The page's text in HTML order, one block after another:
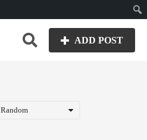
ADD POST
Random